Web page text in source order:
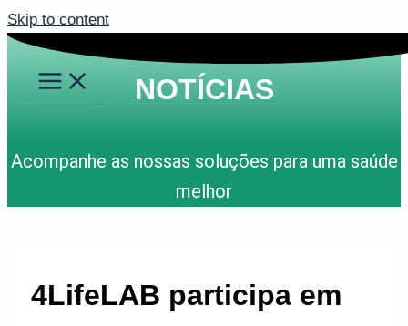
Skip to content
NOTÍCIAS
Acompanhe as nossas soluções para uma saúde
melhor
4LifeLAB participa em